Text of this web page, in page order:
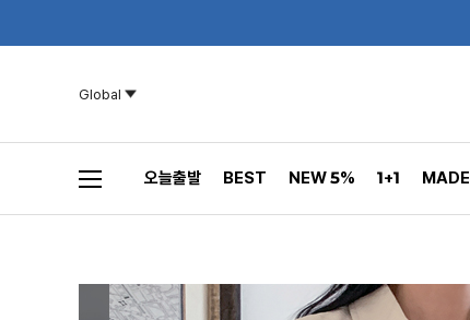
Global
오늘출발 BEST NEW 5% 1+1 MADE